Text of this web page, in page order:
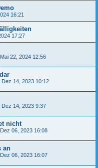
16:21
17:27
22, 2024 12:56
Dez 14, 2023 10:12
Dez 14, 2023 9:37
nicht
06, 2023 16:08
an
06, 2023 16:07